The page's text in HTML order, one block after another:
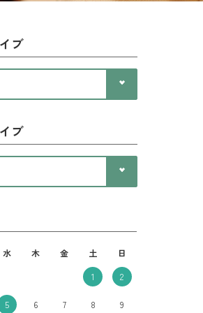
ブ
ブ
水 木 金 土
日
1
2
5 6 7 8 9